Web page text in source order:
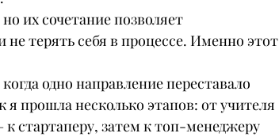
их сочетание позволяет
терять себя в процессе. Именно этот
одно направление переставало
я прошла несколько этапов: от учителя
стартаперу, затем к топ-менеджеру